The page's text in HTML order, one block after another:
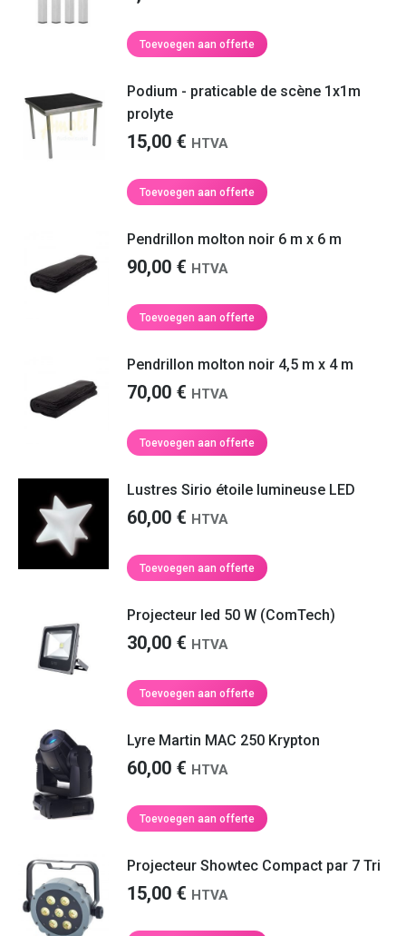
Toevoegen aan offerte
Podium - praticable de scène 1x1m
prolyte
15,00 € HTVA
Toevoegen aan offerte
Pendrillon molton noir 6 m x 6 m
90,00 € HTVA
Toevoegen aan offerte
Pendrillon molton noir 4,5 m x 4 m
70,00 € HTVA
Toevoegen aan offerte
Lustres Sirio étoile lumineuse LED
60,00 € HTVA
Toevoegen aan offerte
Projecteur led 50 W (ComTech)
30,00 € HTVA
Toevoegen aan offerte
Lyre Martin MAC 250 Krypton
60,00 € HTVA
Toevoegen aan offerte
Projecteur Showtec Compact par 7 Tri
15,00 € HTVA